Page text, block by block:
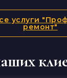
услуги
ремонт"